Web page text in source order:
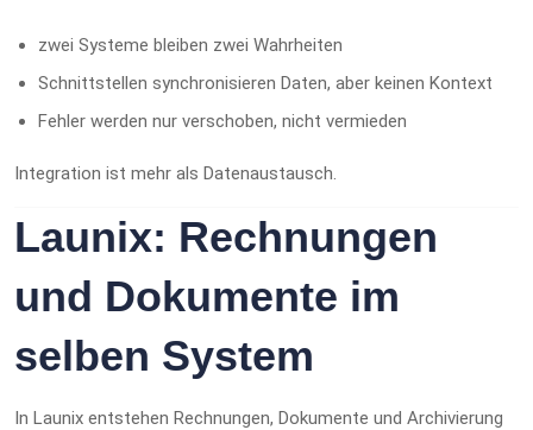
zwei Systeme bleiben zwei Wahrheiten
Schnittstellen synchronisieren Daten, aber keinen Kontext
Fehler werden nur verschoben, nicht vermieden
Integration ist mehr als Datenaustausch.
Launix: Rechnungen
und Dokumente im
selben System
In Launix entstehen Rechnungen, Dokumente und Archivierung